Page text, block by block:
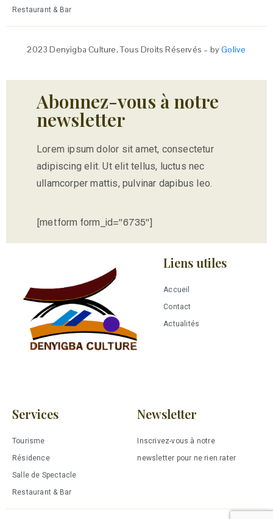
Restaurant & Bar
2023 Denyigba Culture, Tous Droits Réservés – byGolive
Abonnez-vous à notre
newsletter
Lorem ipsum dolor sit amet, consectetur
adipiscing elit. Ut elit tellus, luctus nec
ullamcorper mattis, pulvinar dapibus leo.
[metform form_id="6735"]
Liens utiles
Accueil
Contact
Actualités
Services
Tourisme
Résidence
Salle de Spectacle
Restaurant & Bar
Newsletter
Inscrivez-vous à notre
newsletter pour ne rien rater